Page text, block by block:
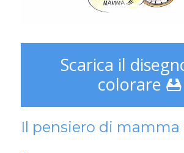
Scarica il
colorare
Il pensiero di mamma